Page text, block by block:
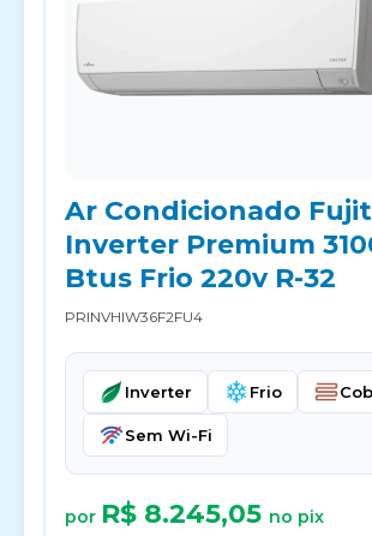
Ar Condicionado
Inverter Premium
Btus Frio 220v R-32
PRINVHIW36F2FU4
Inverter Frio
Sem Wi-Fi
por R$ 8.245,05 no pix